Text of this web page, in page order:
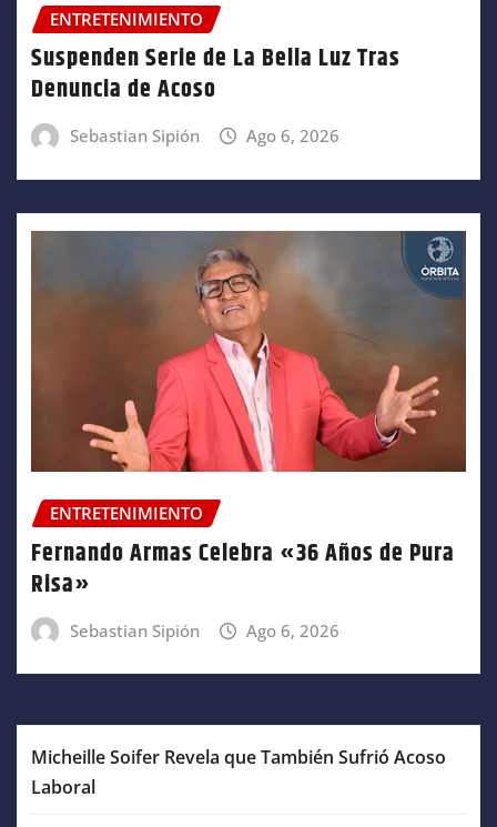
ENTRETENIMIENTO
Suspenden Serie de La Bella Luz Tras
Denuncia de Acoso
Sebastian Sipión Ago 6, 2026
ENTRETENIMIENTO
Fernando Armas Celebra «36 Años de Pura
Risa»
Sebastian Sipión Ago 6, 2026
Micheille Soifer Revela que También Sufrió Acoso
Laboral